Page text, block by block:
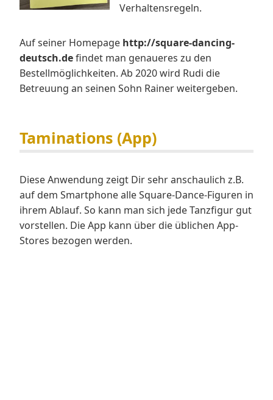
Verhaltensregeln.
Auf seiner Homepage http://square-dancing-
deutsch.defindet man genaueres zu den
Bestellmöglichkeiten. Ab 2020 wird Rudi die
Betreuung an seinen Sohn Rainer weitergeben.
Taminations (App)
Diese Anwendung zeigt Dir sehr anschaulich z.B.
auf dem Smartphone alle Square-Dance-Figuren in
ihrem Ablauf. So kann man sich jede Tanzfigur gut
vorstellen. Die App kann über die üblichen App-
Stores bezogen werden.